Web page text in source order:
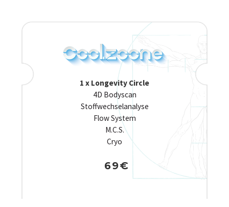
1 x Longevity Circle
4D Bodyscan
Stoffwechselanalyse
Flow System
M.C.S.
Cryo
69€